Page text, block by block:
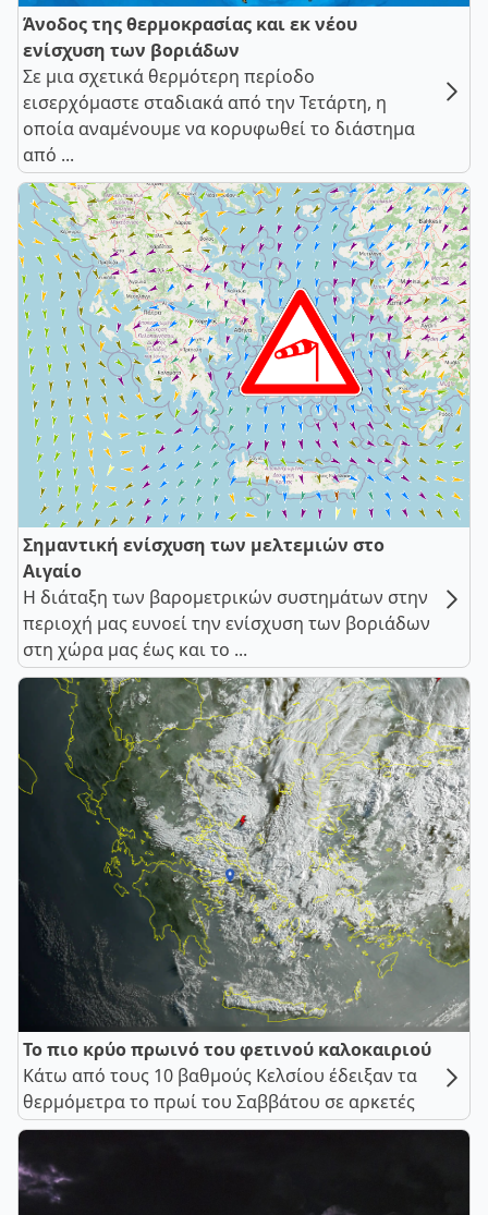
Άνοδος της θερμοκρασίας και εκ νέου
ενίσχυση των βοριάδων
Σε μια σχετικά θερμότερη περίοδο
εισερχόμαστε σταδιακά από την Τετάρτη, η
οποία αναμένουμε να κορυφωθεί το διάστημα
από ...
Σημαντική ενίσχυση των μελτεμιών στο
Αιγαίο
Η διάταξη των βαρομετρικών συστημάτων στην
περιοχή μας ευνοεί την ενίσχυση των βοριάδων
στη χώρα μας έως και το ...
Το πιο κρύο πρωινό του φετινού καλοκαιριού
Κάτω από τους 10 βαθμούς Κελσίου έδειξαν τα
θερμόμετρα το πρωί του Σαββάτου σε αρκετές